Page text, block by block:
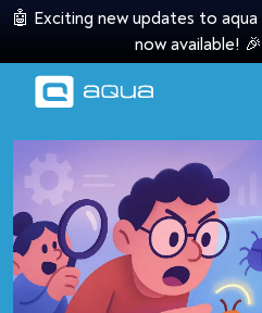
🤖 Exciting new updates to
now available! 🎉